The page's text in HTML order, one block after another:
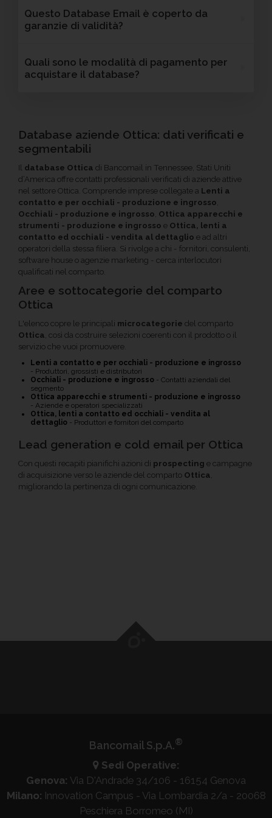
trovare dati come fatturato, numero di
dipendenti, link ai profili social e altre
e personalizzare le tue campagne B2B.
Ottica - Tennessee possono essere filtrati in
base a parametri strategici come
numero di dipendenti, fatturato, forma
giuridica o altri criteri specifici. Se online non
campagna.
Questo Database Email è coperto da
garanzie di validità?
database email Ottica - Tennessee. Se
riscontri indirizzi email non validi entro 60
email inesistenti o DNS errati.
Quali sono le modalità di pagamento per
acquistare il database?
i circuiti protetti Banca Sella e PayPal. Inoltre,
per acquisti voluminosi, è possibile acquistare
maggiori informazioni su come sfruttare
questa opzione.
Database aziende Ottica: dati verificati e
segmentabili
Il database Ottica di Bancomail in Tennessee, Stati Uniti
d’America offre contatti professionali verificati di aziende attive
nel settore Ottica. Comprende imprese collegate a Lenti a
contatto e per occhiali - produzione e ingrosso,
Occhiali - produzione e ingrosso, Ottica apparecchi e
strumenti - produzione e ingrosso e Ottica, lenti a
contatto ed occhiali - vendita al dettaglio e ad altri
operatori della stessa filiera. Si rivolge a chi - fornitori, consulenti,
software house o agenzie marketing - cerca interlocutori
qualificati nel comparto.
Aree e sottocategorie del comparto
Ottica
L'elenco copre le principali microcategorie del comparto
Ottica , così da costruire selezioni coerenti con il prodotto o il
servizio che vuoi promuovere.
Lenti a contatto e per occhiali - produzione e ingrosso
- Produttori, grossisti e distributori
Occhiali - produzione e ingrosso - Contatti aziendali del
segmento
Ottica apparecchi e strumenti - produzione e ingrosso
- Aziende e operatori specializzati
Ottica, lenti a contatto ed occhiali - vendita al
dettaglio - Produttori e fornitori del comparto
Lead generation e cold email per Ottica
Con questi recapiti pianifichi azioni di prospecting e campagne
di acquisizione verso le aziende del comparto Ottica,
migliorando la pertinenza di ogni comunicazione.
Bancomail S.p.A.®
Sedi Operative:
Genova: Via D'Andrade 34/106 - 16154 Genova
Milano: Innovation Campus - Via Lombardia 2/a - 20068
Peschiera Borromeo (MI)